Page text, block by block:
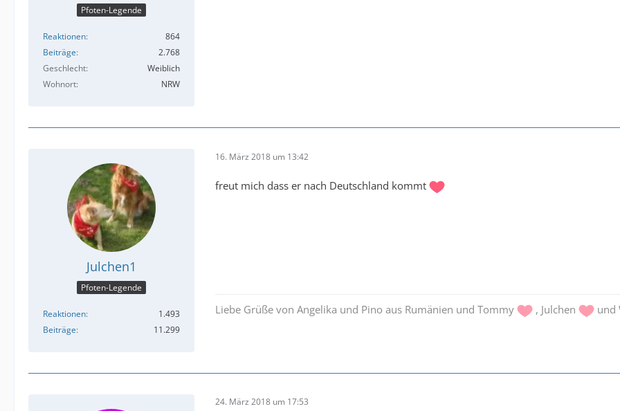
Pfoten-Legende
Reaktionen
864
Beiträge
2.768
Geschlecht
Weiblich
Wohnort
NRW
Julchen1
Pfoten-Legende
Reaktionen
1.493
Beiträge
11.299
16. März 2018 um 13:42
freut mich dass er nach Deutschland kommt
Liebe Grüße von Angelika und Pino aus Rumänien und Tommy , Julchen und
24. März 2018 um 17:53